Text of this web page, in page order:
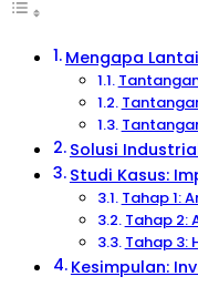
Mengapa
Solusi
Studi Kasus:
Tahap 1:
Tahap 2:
Tahap 3:
Kesimpulan: